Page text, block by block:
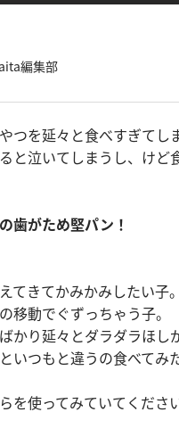
編集部
つを延々と食べすぎてし
と泣いてしまうし、け
歯がため堅パン！
てきてかみかみしたい子。
移動でぐずっちゃう子。
かり延々とダラダラほし
いつもと違うの食べてみ
を使ってみていてくださ